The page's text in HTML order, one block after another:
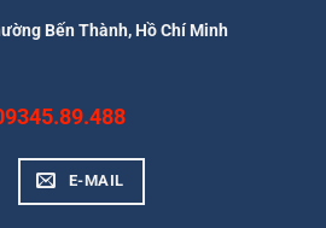
Bến Thành, Hồ Chí Minh
E-MAIL